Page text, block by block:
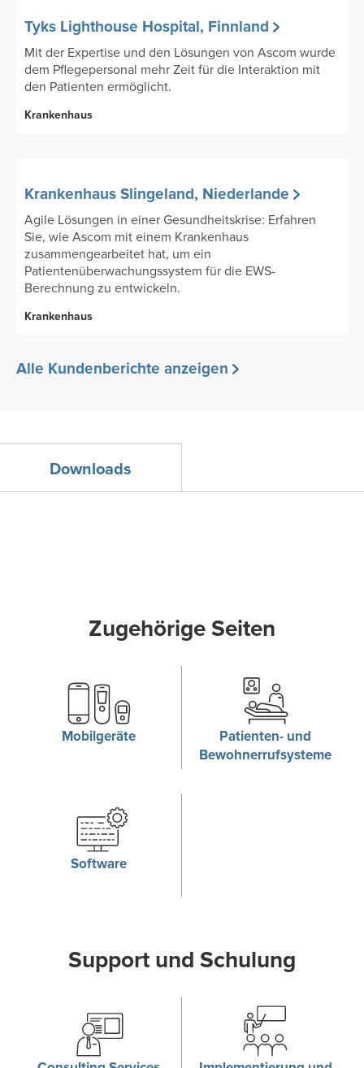
Tyks Lighthouse Hospital, Finnland
Mit der Expertise und den Lösungen von Ascom wurde
dem Pflegepersonal mehr Zeit für die Interaktion mit
den Patienten ermöglicht.
Krankenhaus
Krankenhaus Slingeland, Niederlande
Agile Lösungen in einer Gesundheitskrise: Erfahren
Sie, wie Ascom mit einem Krankenhaus
zusammengearbeitet hat, um ein
Patientenüberwachungssystem für die EWS-
Berechnung zu entwickeln.
Krankenhaus
Alle Kundenberichte anzeigen
Downloads
Zugehörige Seiten
Mobilgeräte
Patienten- und
Bewohnerrufsysteme
Software
Support und Schulung